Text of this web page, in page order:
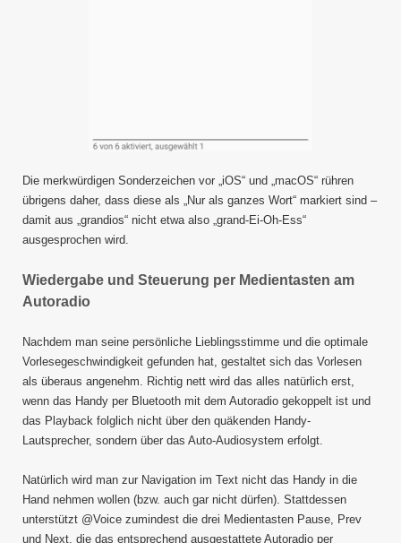
Die merkwürdigen Sonderzeichen vor „iOS“ und „macOS“ rühren
übrigens daher, dass diese als „Nur als ganzes Wort“ markiert sind –
damit aus „grandios“ nicht etwa also „grand-Ei-Oh-Ess“
ausgesprochen wird.
Wiedergabe und Steuerung per Medientasten am
Autoradio
Nachdem man seine persönliche Lieblingsstimme und die optimale
Vorlesegeschwindigkeit gefunden hat, gestaltet sich das Vorlesen
als überaus angenehm. Richtig nett wird das alles natürlich erst,
wenn das Handy per Bluetooth mit dem Autoradio gekoppelt ist und
das Playback folglich nicht über den quäkenden Handy-
Lautsprecher, sondern über das Auto-Audiosystem erfolgt.
Natürlich wird man zur Navigation im Text nicht das Handy in die
Hand nehmen wollen (bzw. auch gar nicht dürfen). Stattdessen
unterstützt @Voice zumindest die drei Medientasten Pause, Prev
und Next, die das entsprechend ausgestattete Autoradio per